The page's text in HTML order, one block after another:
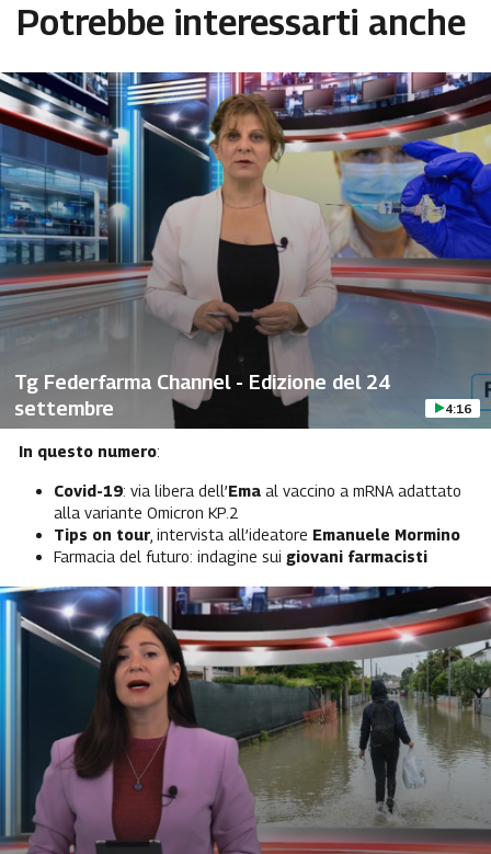
Potrebbe interessarti anche
Tg Federfarma Channel - Edizione del 24
settembre
4:16
In questo numero:
Covid-19: via libera dell’Ema al vaccino a mRNA adattato
alla variante Omicron KP.2
Tips on tour, intervista all’ideatore Emanuele Mormino
Farmacia del futuro: indagine sui giovani farmacisti